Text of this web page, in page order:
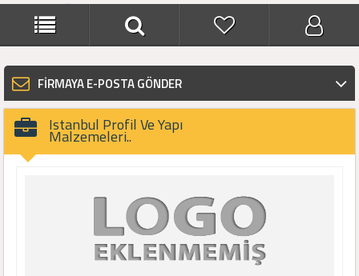
FİRMAYA E-POSTA GÖNDER
Istanbul Profil Ve Yapı
Malzemeleri..